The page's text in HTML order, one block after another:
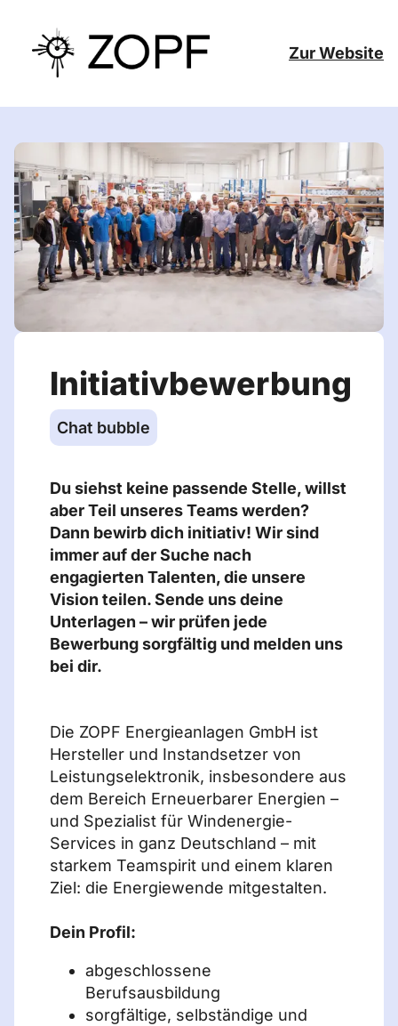
Zur Website
Initiativbewerbung
Chat bubble
Du siehst keine passende Stelle, willst
aber Teil unseres Teams werden?
Dann bewirb dich initiativ! Wir sind
immer auf der Suche nach
engagierten Talenten, die unsere
Vision teilen. Sende uns deine
Unterlagen – wir prüfen jede
Bewerbung sorgfältig und melden uns
bei dir.
Die ZOPF Energieanlagen GmbH ist
Hersteller und Instandsetzer von
Leistungselektronik, insbesondere aus
dem Bereich Erneuerbarer Energien –
und Spezialist für Windenergie-
Services in ganz Deutschland – mit
starkem Teamspirit und einem klaren
Ziel: die Energiewende mitgestalten.
Dein Profil:
abgeschlossene
Berufsausbildung
sorgfältige, selbständige und